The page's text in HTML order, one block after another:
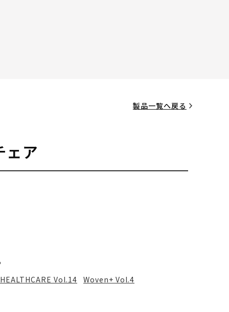
製品一覧へ戻る
ェア
HEALTHCARE Vol.14 Woven+ Vol.4